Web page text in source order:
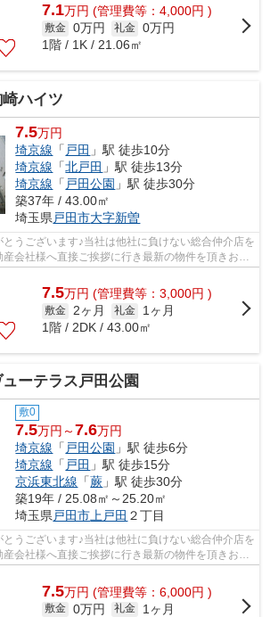
7.1万円 (管理費等：4,000円 )
敷金 0万円 礼金 0万円
1階 / 1K / 21.06㎡
ハイツ
7.5万円
埼京線 「 戸田 」駅 徒歩10分
埼京線 「北戸田 」駅 徒歩13分
埼京線 「 戸田公園 」駅 徒歩30分
築37年 / 43.00㎡
埼玉県 戸田市大字新曽
とうございます♪当社は他社に負けない総合仲介店を
会社様へ直接ご挨拶に行き最新の物件を頂きお客
新の情報は...
7.5万円 (管理費等：3,000円 )
敷金 2ヶ月 礼金
1ヶ月
1階 / 2DK / 43.00㎡
ューテラス戸田公園
敷0
7.5万円～7.6万円
埼京線 「 戸田公園 」駅 徒歩6分
埼京線 「 戸田 」駅 徒歩15分
京浜東北線 「蕨 」駅 徒歩30分
築19年 / 25.08㎡～25.20㎡
埼玉県戸田市上戸田 ２丁目
うございます♪当社は他社に負けない総合仲介店を
会社様へ直接ご挨拶に行き最新の物件を頂きお客
新の情報は...
7.5万円 (管理費等：6,000円 )
敷金 0万円 礼金
1ヶ月